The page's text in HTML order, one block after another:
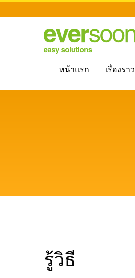
หน้าแรก เรื่องราว
รู้วิธี